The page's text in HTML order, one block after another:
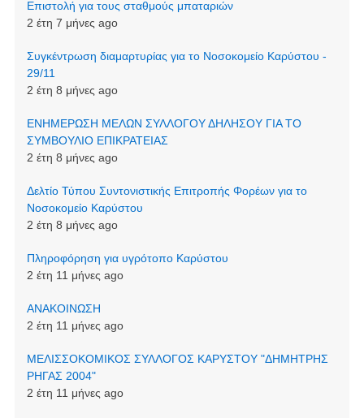
Επιστολή για τους σταθμούς μπαταριών
2 έτη 7 μήνες ago
Συγκέντρωση διαμαρτυρίας για το Νοσοκομείο Καρύστου -
29/11
2 έτη 8 μήνες ago
ΕΝΗΜΕΡΩΣΗ ΜΕΛΩΝ ΣΥΛΛΟΓΟΥ ΔΗΛΗΣΟΥ ΓΙΑ ΤΟ
ΣΥΜΒΟΥΛΙΟ ΕΠΙΚΡΑΤΕΙΑΣ
2 έτη 8 μήνες ago
Δελτίο Τύπου Συντονιστικής Επιτροπής Φορέων για το
Νοσοκομείο Καρύστου
2 έτη 8 μήνες ago
Πληροφόρηση για υγρότοπο Καρύστου
2 έτη 11 μήνες ago
ΑΝΑΚΟΙΝΩΣΗ
2 έτη 11 μήνες ago
ΜΕΛΙΣΣΟΚΟΜΙΚΟΣ ΣΥΛΛΟΓΟΣ ΚΑΡΥΣΤΟΥ "ΔΗΜΗΤΡΗΣ
ΡΗΓΑΣ 2004"
2 έτη 11 μήνες ago